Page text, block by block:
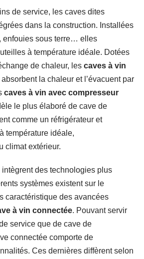
de service, les caves dites
dans la construction. Installées
enfouies sous terre… elles
à température idéale. Dotées
de chaleur, les caves à vin
absorbent la chaleur et l’évacuent par
caves à vin avec compresseur
le plus élaboré de cave de
comme un réfrigérateur et
température idéale,
climat extérieur.
intègrent des technologies plus
systèmes existent sur le
caractéristique des avancées
à vin connectée. Pouvant servir
service que de cave de
connectée comporte de
Ces dernières diffèrent selon